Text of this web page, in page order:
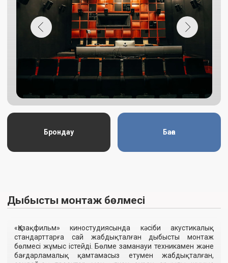
қалпына келтіру студиясы жұмыс істейді. Мамандар
жазбаның анықтығы мен көркемдігін қалпына келтіріп,
оны заманауи жобаларда немесе архивтік мақсатта қайта
пайдалануға жарамды етеді, тіпті бастапқы
фонограммалар зақымданған немесе уақыт өте келе
сапасын жоғалтқан болса да.
Кинопленканы өңдеу және
реставрациялау